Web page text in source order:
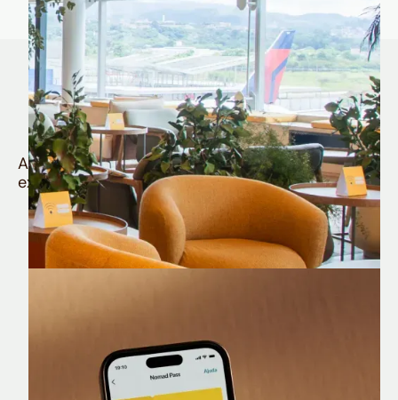
Quem é Nomad tem
muito mais
Aproveite todos os benefícios e vantagens
exclusivas da sua Conta Internacional